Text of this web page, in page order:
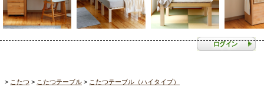
こたつ こたつテーブル
こたつテーブル（ハイタイプ）